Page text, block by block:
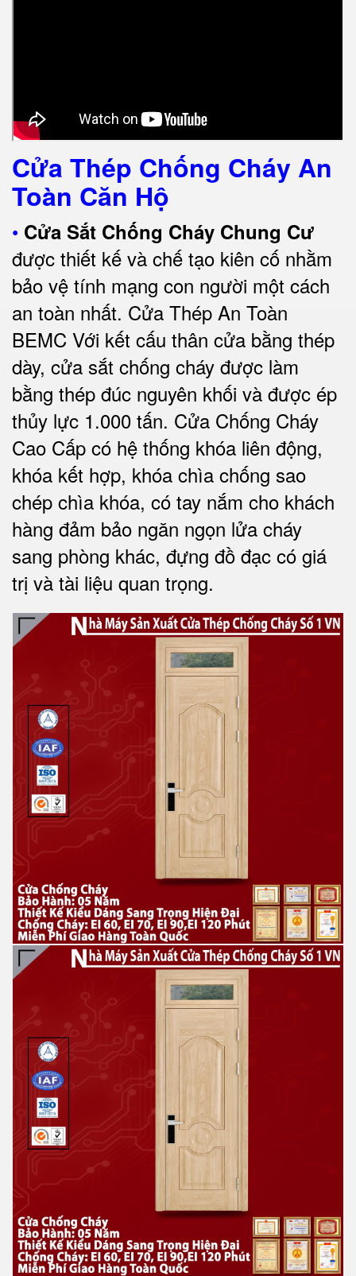
Cửa Thép Chống Cháy An
Toàn Căn Hộ
• Cửa Sắt Chống Cháy Chung Cư
được thiết kế và chế tạo kiên cố nhằm
bảo vệ tính mạng con người một cách
an toàn nhất. Cửa Thép An Toàn
BEMC Với kết cấu thân cửa bằng thép
dày, cửa sắt chống cháy được làm
bằng thép đúc nguyên khối và được ép
thủy lực 1.000 tấn. Cửa Chống Cháy
Cao Cấp có hệ thống khóa liên động,
khóa kết hợp, khóa chìa chống sao
chép chìa khóa, có tay nắm cho khách
hàng đảm bảo ngăn ngọn lửa cháy
sang phòng khác, đựng đồ đạc có giá
trị và tài liệu quan trọng.